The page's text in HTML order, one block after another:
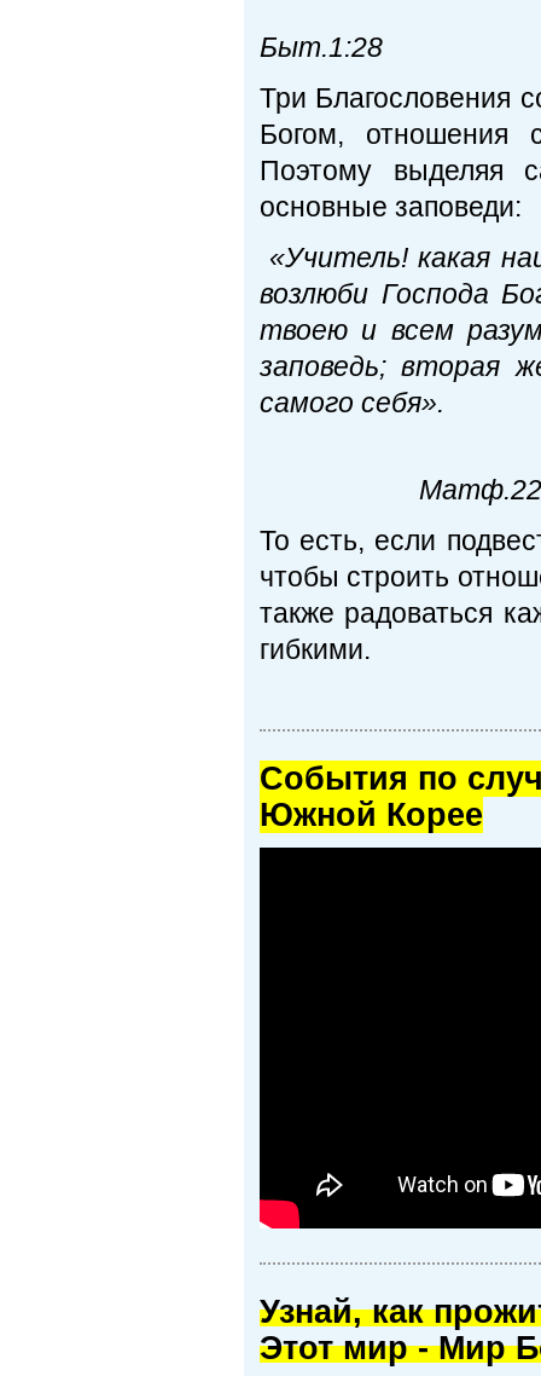
Быт.1:28
Три Благословения
Богом, отношения
Поэтому выделяя
основные заповеди:
«Учитель! какая
возлюби Господа
твоею и всем
заповедь; вторая
самого себя».
То есть, если
чтобы строить
также радоваться
гибкими.
Cобытия по
Южной Корее
Узнай, как
Этот мир - Мир